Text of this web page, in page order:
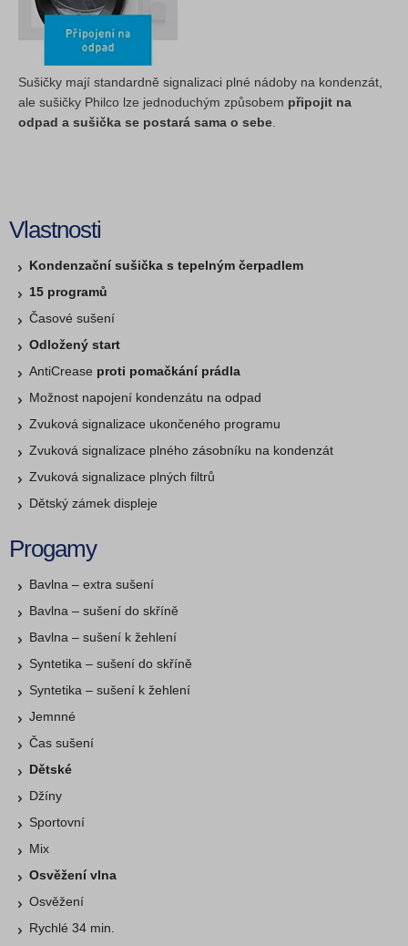
Sušičky mají standardně signalizaci plné nádoby na kondenzát,
ale sušičky Philco lze jednoduchým způsobem připojit na
odpad a sušička se postará sama o sebe.
Vlastnosti
Kondenzační sušička s tepelným čerpadlem
15 programů
Časové sušení
Odložený start
AntiCrease proti pomačkání prádla
Možnost napojení kondenzátu na odpad
Zvuková signalizace ukončeného programu
Zvuková signalizace plného zásobníku na kondenzát
Zvuková signalizace plných filtrů
Dětský zámek displeje
Progamy
Bavlna – extra sušení
Bavlna – sušení do skříně
Bavlna – sušení k žehlení
Syntetika – sušení do skříně
Syntetika – sušení k žehlení
Jemnné
Čas sušení
Dětské
Džíny
Sportovní
Mix
Osvěžení vlna
Osvěžení
Rychlé 34 min.